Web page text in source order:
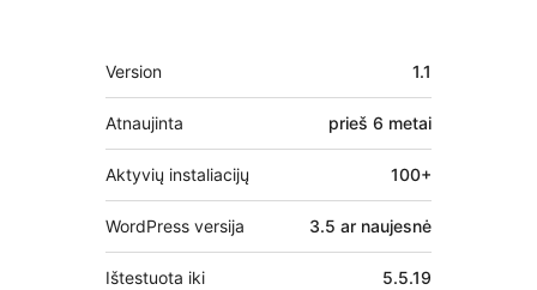
Metainformacija
Version 1.1
Atnaujinta prieš 6 metai
Aktyvių instaliacijų 100+
WordPress versija 3.5 ar naujesnė
Ištestuota iki 5.5.19